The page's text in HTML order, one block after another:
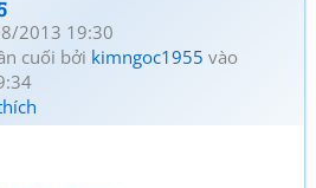
2013 19:30
cuối bởi kimngoc1955 vào